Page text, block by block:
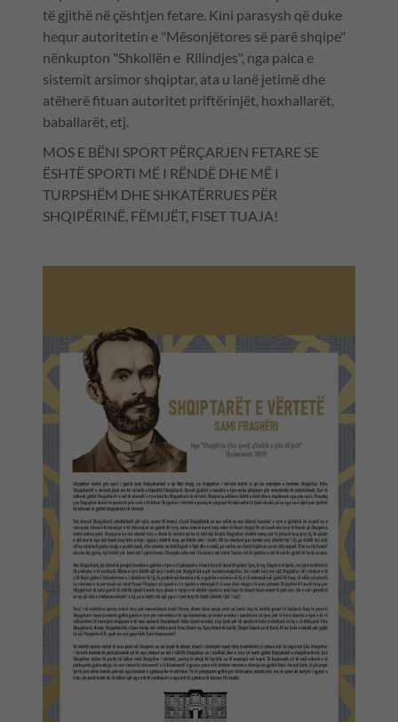
të gjithë në çështjen fetare. Kini parasysh që duke
hequr autoritetin e "Mësonjëtores së parë shqipe"
nënkupton "Shkollën e Rilindjes", nga palca e
sistemit arsimor shqiptar, ata u lanë jetimë dhe
atëherë fituan autoritet priftërinjët, hoxhallarët,
baballarët, etj.
MOS E BËNI SPORT PËRÇARJEN FETARE SE
ËSHTË SPORTI MË I RËNDË DHE MË I
TURPSHËM DHE SHKATËRRUES PËR
SHQIPËRINË, FËMIJËT, FISET TUAJA!